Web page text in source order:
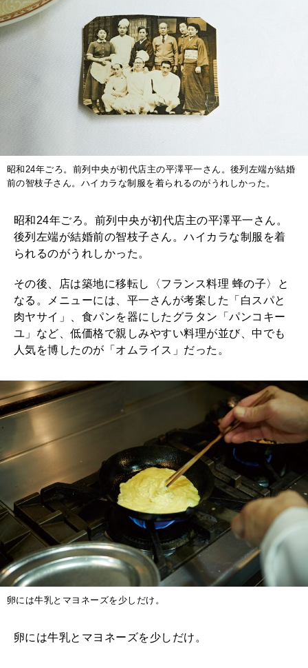
昭和24年ごろ。前列中央が初代店主の平澤平一さん。後列左端が結婚
前の智枝子さん。ハイカラな制服を着られるのがうれしかった。
昭和24年ごろ。前列中央が初代店主の平澤平一さん。
後列左端が結婚前の智枝子さん。ハイカラな制服を着
られるのがうれしかった。
その後、店は築地に移転し〈フランス料理 蜂の子〉と
なる。メニューには、平一さんが考案した「白スパと
肉ヤサイ」、食パンを器にしたグラタン「パンコキー
ユ」など、低価格で親しみやすい料理が並び、中でも
人気を博したのが「オムライス」だった。
卵には牛乳とマヨネーズを少しだけ。
卵には牛乳とマヨネーズを少しだけ。